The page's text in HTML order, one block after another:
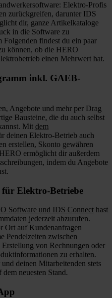
Elektro-Profis
zurückgreifen, darunter IDS
dir, ganze Artikelkataloge
in die Software zu
Folgenden findest du ein paar
können, ob die HERO
einen Mehrwert hat.
inkl. GAEB-
Angebote und mehr per Drag
Bausteine, die du auch selbst
Mit dem
deinen Elektro-Betrieb auch
erstellen, Skonto gewähren
ermöglicht dir außerdem
indem du Angebote
für Elektro-Betriebe
Software und IDS Connect hast
jederzeit abzurufen.
Ort auf Kundenanfragen
Pendelzeiten zwischen
von Rechnungen oder
zu erhalten.
deinen Mitarbeitenden stets
neuesten Stand.